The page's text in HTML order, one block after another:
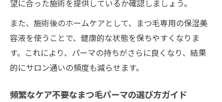
望に合った施術を提供しているか確認しましょう。
また、施術後のホームケアとして、まつ毛専用の保湿美
容液を使うことで、健康的な状態を保ちやすくなりま
す。これにより、パーマの持ちがさらに良くなり、結果
的にサロン通いの頻度も減らせます。
頻繁なケア不要なまつ毛パーマの選び方ガイド